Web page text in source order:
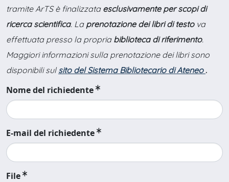
tramite ArTS è finalizzata esclusivamente per scopi di
ricerca scientifica. La prenotazione dei libri di testova
effettuata presso la propria biblioteca di riferimento.
Maggiori informazioni sulla prenotazione dei libri sono
disponibili sul sito del Sistema Bibliotecario di Ateneo .
Nome del richiedente
E-mail del richiedente
File